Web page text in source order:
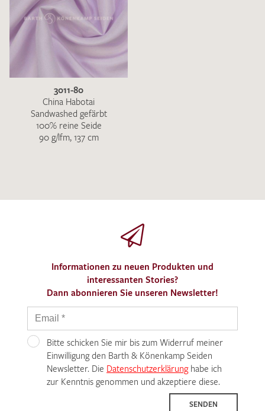
3011-80
China Habotai
Sandwashed gefärbt
100% reine Seide
90 g/lfm, 137 cm
Informationen zu neuen Produkten und
interessanten Stories?
Dann abonnieren Sie unseren Newsletter!
Bitte schicken Sie mir bis zum Widerruf meiner
Einwilligung den Barth & Könenkamp Seiden
Newsletter. Die Datenschutzerklärunghabe ich
zur Kenntnis genommen und akzeptiere diese.
SENDEN